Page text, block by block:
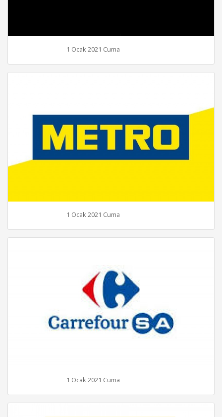
1 Ocak 2021 Cuma
1 Ocak 2021 Cuma
1 Ocak 2021 Cuma